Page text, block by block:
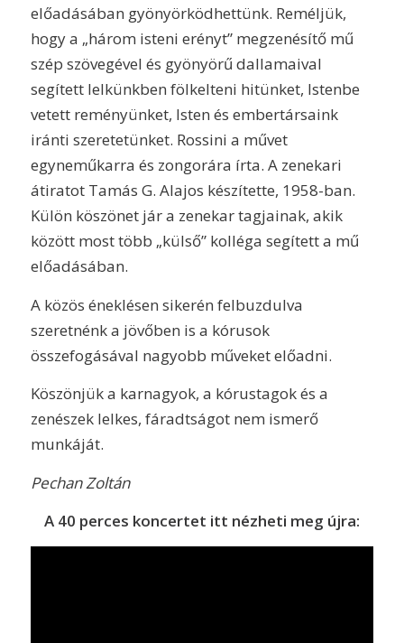
előadásában gyönyörködhettünk. Reméljük,
hogy a „három isteni erényt” megzenésítő mű
szép szövegével és gyönyörű dallamaival
segített lelkünkben fölkelteni hitünket, Istenbe
vetett reményünket, Isten és embertársaink
iránti szeretetünket. Rossini a művet
egyneműkarra és zongorára írta. A zenekari
átiratot Tamás G. Alajos készítette, 1958-ban.
Külön köszönet jár a zenekar tagjainak, akik
között most több „külső” kolléga segített a mű
előadásában.
A közös éneklésen sikerén felbuzdulva
szeretnénk a jövőben is a kórusok
összefogásával nagyobb műveket előadni.
Köszönjük a karnagyok, a kórustagok és a
zenészek lelkes, fáradtságot nem ismerő
munkáját.
Pechan Zoltán
A 40 perces koncertet itt nézheti meg újra: